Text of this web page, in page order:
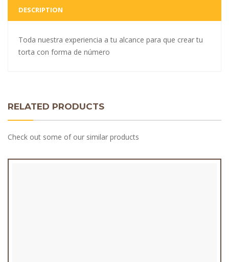
DESCRIPTION
Toda nuestra experiencia a tu alcance para que crear tu
torta con forma de número
RELATED PRODUCTS
Check out some of our similar products